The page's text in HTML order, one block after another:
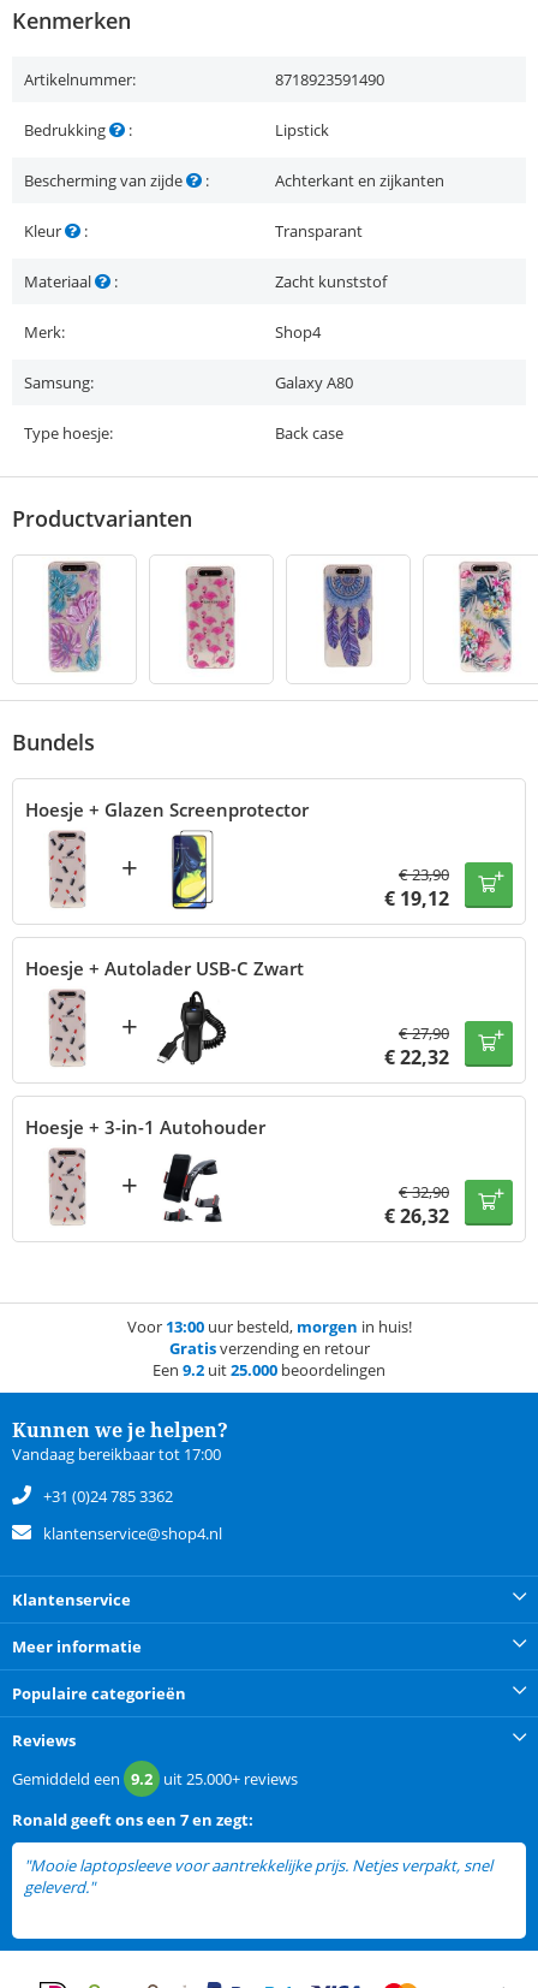
Kenmerken
Artikelnummer: 8718923591490
Bedrukking : Lipstick
Bescherming van zijde : Achterkant en zijkanten
Kleur : Transparant
Materiaal : Zacht kunststof
Merk: Shop4
Samsung: Galaxy A80
Type hoesje: Back case
Productvarianten
Bundels
Hoesje + Glazen Screenprotector
+ €23,90
€ 19,12
Hoesje + Autolader USB-C Zwart
+ €27,90
€22,32
Hoesje + 3-in-1 Autohouder
+ €32,90
€26,32
Voor 13:00uur besteld, morgen in huis!
Gratisverzending en retour
Een 9.2 uit25.000 beoordelingen
Kunnen we je helpen?
Vandaag bereikbaar tot 17:00
+31 (0)24 785 3362
klantenservice@shop4.nl
Klantenservice
Meer informatie
Populaire categorieën
Reviews
Gemiddeld een 9.2 uit25.000+ reviews
Ronaldgeeft ons een 7 en zegt:
"Mooie laptopsleeve voor aantrekkelijke prijs. Netjes verpakt, snel
geleverd."